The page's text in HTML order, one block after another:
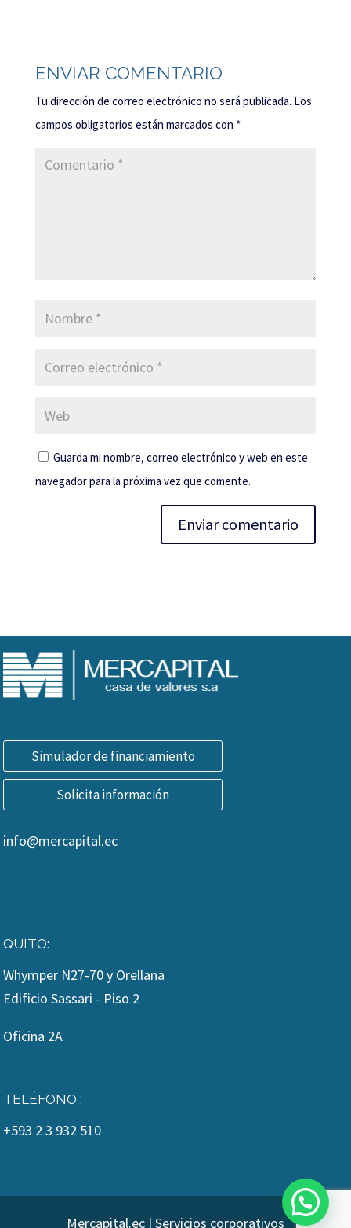
ENVIAR COMENTARIO
Tu dirección de correo electrónico no será publicada. Los
campos obligatorios están marcados con *
Guarda mi nombre, correo electrónico y web en este
navegador para la próxima vez que comente.
Simulador de financiamiento
Solicita información
info@mercapital.ec
QUITO:
Whymper N27-70 y Orellana
Edificio Sassari - Piso 2
Oficina 2A
TELÉFONO :
+593 2 3 932 510
Mercapital.ec | Servicios corporativos